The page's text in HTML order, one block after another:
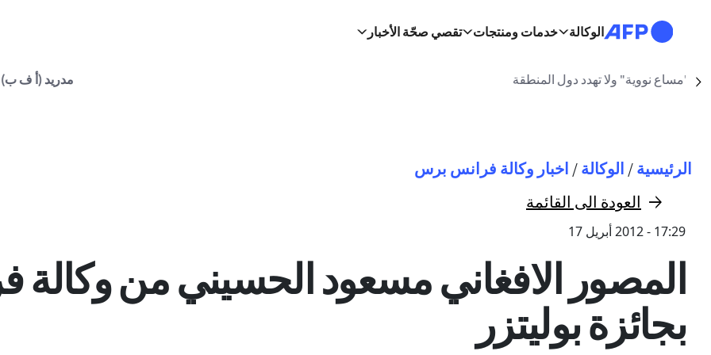
الوكالة
خدمات ومنتجات تقصي صحّة الأخبار
| إسبانيا تحذر إيطاليا من اتخاذ إجراءات مضادة في Suivant
مسار التنقل
الرئيسية / الوكالة / اخبار وكالة فرانس برس
العودة الى القائمة
17:29 - 2012 أبريل 17
المصور الافغاني مسعود الحسيني من وكالة
بجائزة بوليتزر